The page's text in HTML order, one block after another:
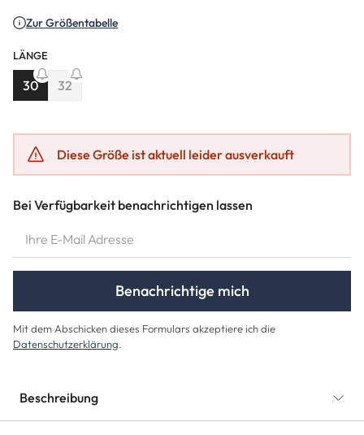
Zur Größentabelle
LÄNGE
30
(Diese Option ist zurzeit nicht verfügbar.)
32
Bei Verfügbarkeit benachrichtigen lassen
Benachrichtige mich
Mit dem Abschicken dieses Formulars akzeptiere ich die
Datenschutzerklärung.
Diese Größe ist aktuell leider ausverkauft
Beschreibung